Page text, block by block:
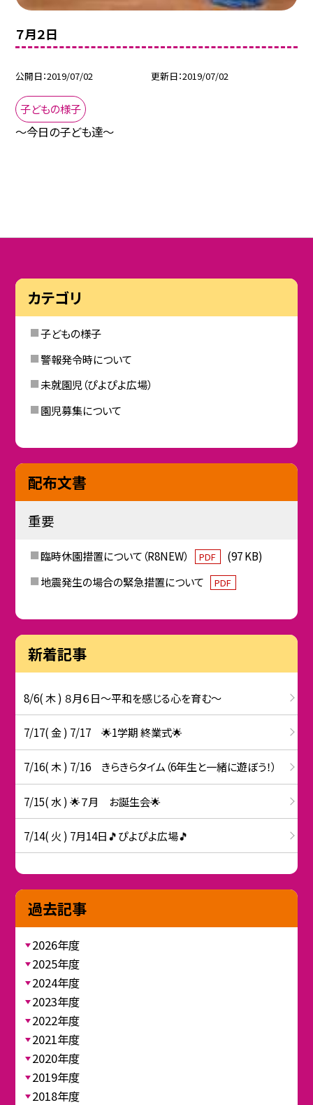
７月２日
公開日 2019/07/02 更新日 2019/07/02
子どもの様子
〜今日の子ども達〜
カテゴリ
子どもの様子
警報発令時について
未就園児（ぴよぴよ広場）
園児募集について
配布文書
重要
臨時休園措置について（R8NEW） PDF
(97 KB)
地震発生の場合の緊急措置について
PDF
新着記事
8/6( 木 ) ８月６日～平和を感じる心を育む～
7/17( 金 ) 7/17 🌟1学期 終業式🌟
7/16( 木 ) 7/16 きらきらタイム（6年生と一緒に遊ぼう！）
7/15( 水 ) 🌟７月 お誕生会🌟
7/14( 火 ) 7月14日🎵ぴよぴよ広場🎵
過去記事
2026年度
2025年度
2024年度
2023年度
2022年度
2021年度
2020年度
2019年度
2018年度